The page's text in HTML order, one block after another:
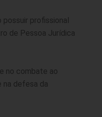
profissional
de Pessoa Jurídica
no combate ao
na defesa da